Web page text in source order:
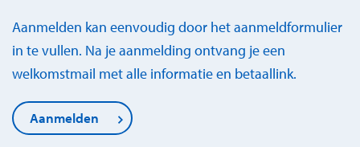
Aanmelden kan eenvoudig door het aanmeldformulier
in te vullen. Na je aanmelding ontvang je een
welkomstmail met alle informatie en betaallink.
Aanmelden